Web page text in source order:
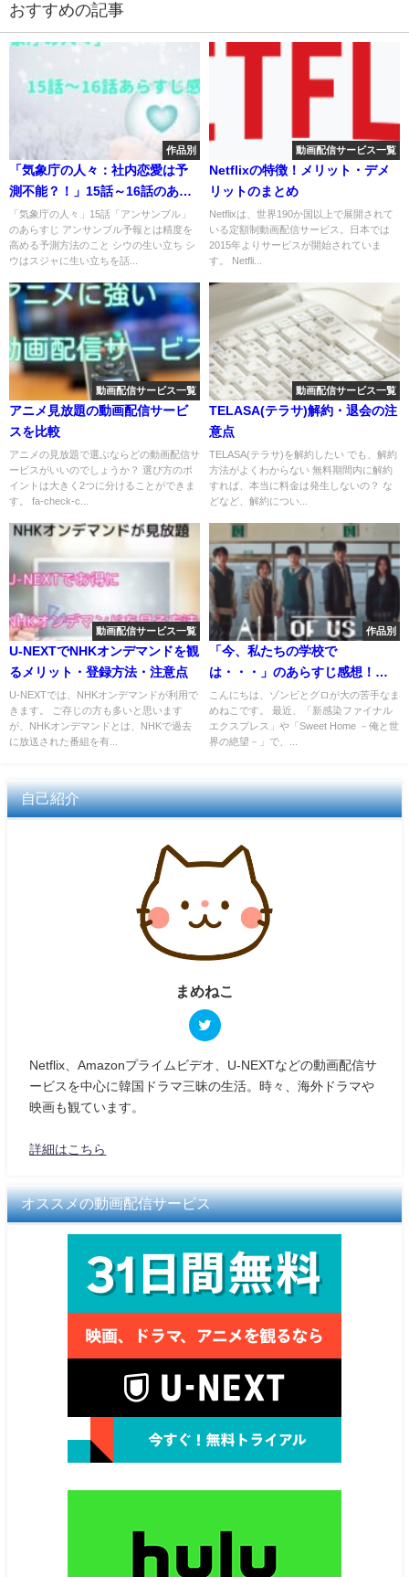
おすすめの記事
作品別
「気象庁の人々：社内恋愛は予
測不能？！」15話～16話のあら
すじ感想
「気象庁の人々」15話「アンサンブル」
のあらすじ アンサンブル予報とは精度を
高める予測方法のこと シウの生い立ち シ
ウはスジャに生い立ちを話...
動画配信サービス一覧
Netflixの特徴！メリット・デメ
リットのまとめ
Netflixは、世界190か国以上で展開されて
いる定額制動画配信サービス。日本では
2015年よりサービスが開始されていま
す。 Netfli...
動画配信サービス一覧
アニメ見放題の動画配信サービ
スを比較
アニメの見放題で選ぶならどの動画配信サ
ービスがいいのでしょうか？ 選び方のポ
イントは大きく2つに分けることができま
す。 fa-check-c...
動画配信サービス一覧
TELASA(テラサ)解約・退会の注
意点
TELASA(テラサ)を解約したい でも、解約
方法がよくわからない 無料期間内に解約
すれば、本当に料金は発生しないの？ な
どなど、解約につい...
動画配信サービス一覧
U-NEXTでNHKオンデマンドを観
るメリット・登録方法・注意点
U-NEXTでは、NHKオンデマンドが利用で
きます。 ご存じの方も多いと思います
が、NHKオンデマンドとは、NHKで過去
に放送された番組を有...
作品別
「今、私たちの学校で
は・・・」のあらすじ感想！ネ
トフリ・U-NEXT・Hulu配信は
どこ？
こんにちは、ゾンビとグロが大の苦手なま
めねこです。 最近、「新感染ファイナル
エクスプレス」や「Sweet Home －俺と世
界の絶望－」で、...
自己紹介
まめねこ
Netflix、Amazonプライムビデオ、U-NEXTなどの動画配信サ
ービスを中心に韓国ドラマ三昧の生活。時々、海外ドラマや
映画も観ています。
詳細はこちら
オススメの動画配信サービス